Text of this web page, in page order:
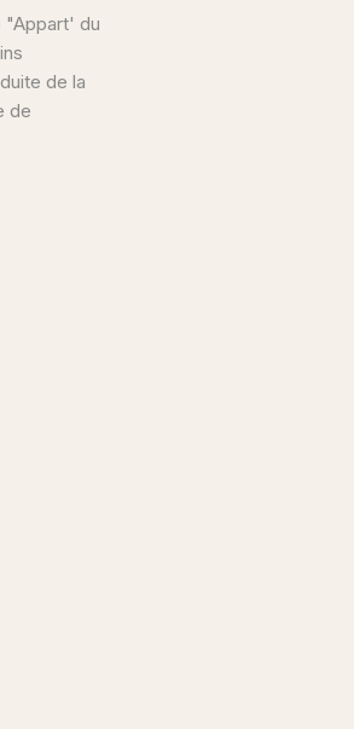
"Appart' du
de la
de